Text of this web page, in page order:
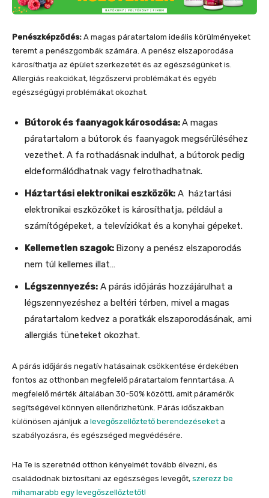
Penészképződés: A magas páratartalom ideális körülményeket
teremt a penészgombák számára. A penész elszaporodása
károsíthatja az épület szerkezetét és az egészségünket is.
Allergiás reakciókat, légzőszervi problémákat és egyéb
egészségügyi problémákat okozhat.
Bútorok és faanyagok károsodása:A magas
páratartalom a bútorok és faanyagok megsérüléséhez
vezethet. A fa rothadásnak indulhat, a bútorok pedig
eldeformálódhatnak vagy felrothadhatnak.
Háztartási elektronikai eszközök: A háztartási
elektronikai eszközöket is károsíthatja, például a
számítógépeket, a televíziókat és a konyhai gépeket.
Kellemetlen szagok: Bizony a penész elszaporodás
nem túl kellemes illat…
Légszennyezés: A párás időjárás hozzájárulhat a
légszennyezéshez a beltéri térben, mivel a magas
páratartalom kedvez a poratkák elszaporodásának, ami
allergiás tüneteket okozhat.
A párás időjárás negatív hatásainak csökkentése érdekében
fontos az otthonban megfelelő páratartalom fenntartása. A
megfelelő mérték általában 30-50% közötti, amit páramérők
segítségével könnyen ellenőrizhetünk. Párás időszakban
különösen ajánljuk a levegőszellőztető berendezéseket a
szabályozásra, és egészséged megvédésére.
Ha Te is szeretnéd otthon kényelmét tovább élvezni, és
családodnak biztosítani az egészséges levegőt, szerezz be
mihamarabb egy levegőszellőztetőt!